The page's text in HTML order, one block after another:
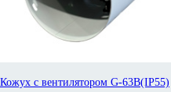
Кожух с вентилятором G-63B(IP55)